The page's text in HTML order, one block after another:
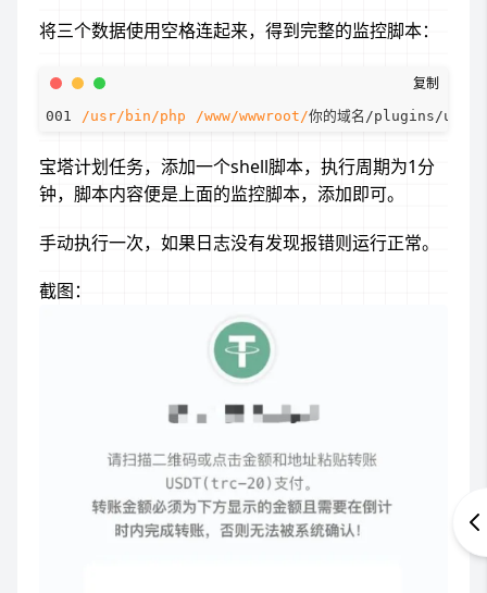
将三个数据使用空格连起来，得到完整的监控脚本：
/usr/bin/php /www/wwwroot/
宝塔计划任务，添加一个shell脚本，执行周期为1分
钟，脚本内容便是上面的监控脚本，添加即可。
手动执行一次，如果日志没有发现报错则运行正常。
截图：